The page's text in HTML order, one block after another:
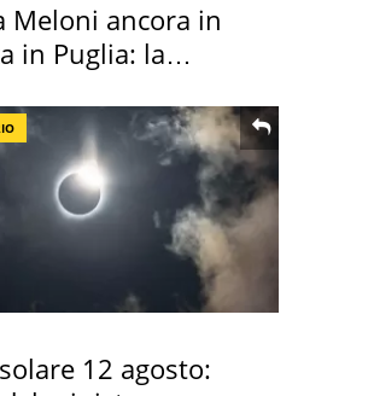
Meloni ancora in
in Puglia: la
12 agosto: